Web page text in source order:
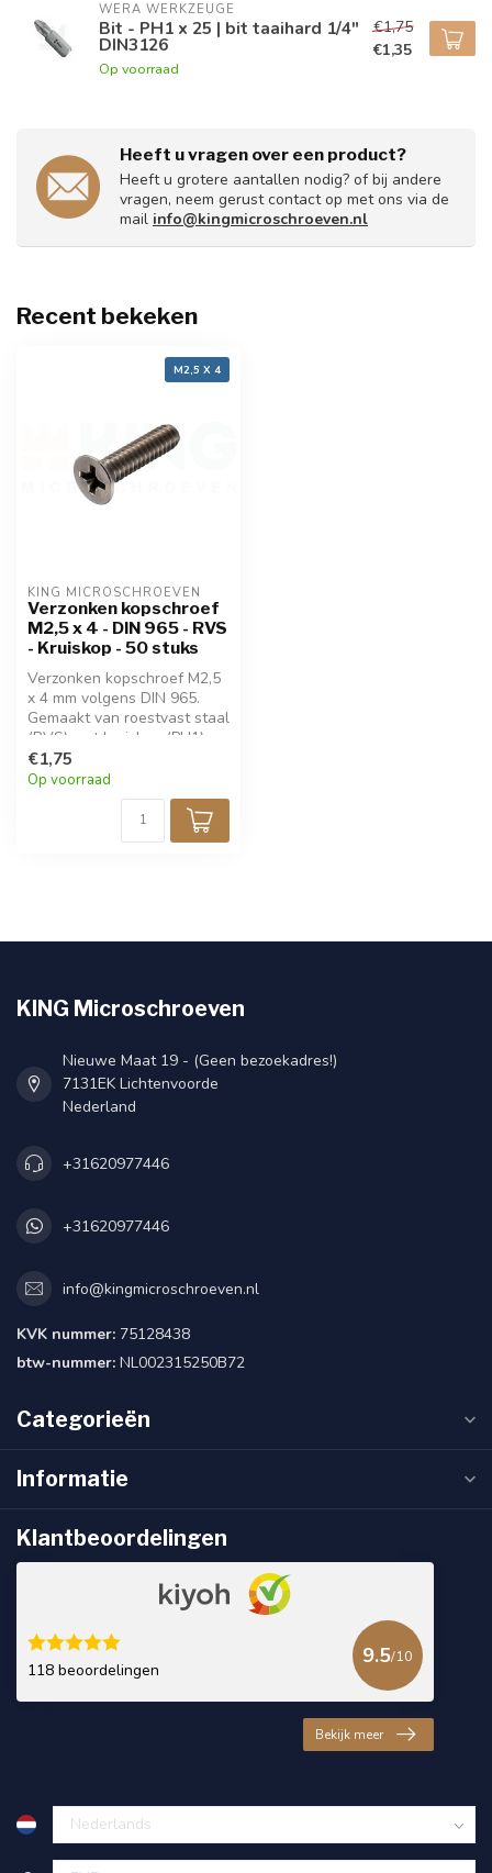
WERA WERKZEUGE
Bit - PH1 x 25 | bit taaihard 1/4"
DIN3126
Op voorraad
€1,75
€1,35
Heeft u vragen over een product?
Heeft u grotere aantallen nodig? of bij andere
vragen, neem gerust contact op met ons via de
mail info@kingmicroschroeven.nl
Recent bekeken
M2,5 X 4
KING MICROSCHROEVEN
Verzonken kopschroef
M2,5 x 4 - DIN 965 - RVS
- Kruiskop - 50 stuks
Verzonken kopschroef M2,5
x 4 mm volgens DIN 965.
Gemaakt van roestvast staal
(RVS) met kruiskop (PH1).
Ideaal voor nette, vlakke
bevestiging in metaal,
kunststof of hout.
Corrosiebestendig en
duurzaam. Verpakt per 50
€1,75
Op voorraad
KING Microschroeven
Nieuwe Maat 19 - (Geen bezoekadres!)
7131EK Lichtenvoorde
Nederland
+31620977446
+31620977446
info@kingmicroschroeven.nl
KVK nummer: 75128438
btw-nummer: NL002315250B72
Categorieën
Informatie
Klantbeoordelingen
118 beoordelingen
9.5/10
Bekijk meer